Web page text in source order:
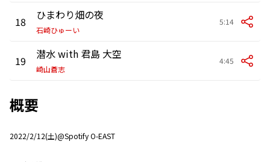
18 ひまわり畑の夜
石崎ひゅーい
5:14
19 潜水 with 君島 大空
崎山蒼志
4:45
概要
2022/2/12(土)@Spotify O-EAST